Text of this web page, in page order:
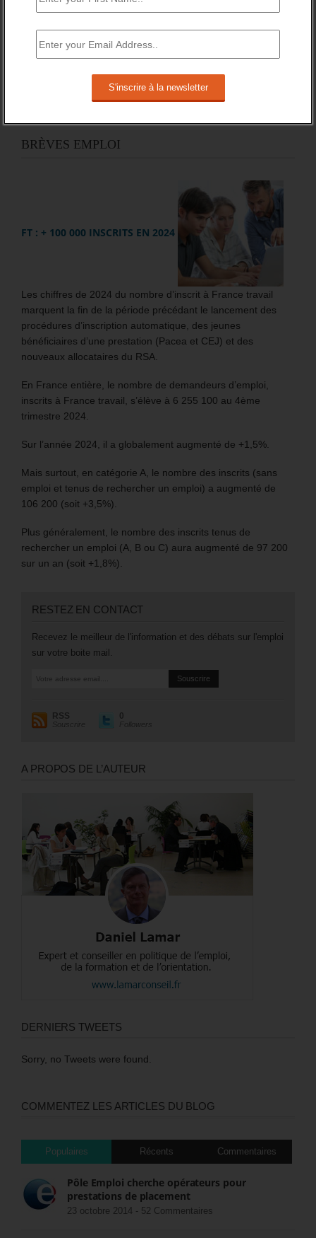
BRÈVES EMPLOI
FT : + 100 000 INSCRITS EN 2024
Les chiffres de 2024 du nombre d’inscrit à France travail
marquent la fin de la période précédant le lancement des
procédures d’inscription automatique, des jeunes
bénéficiaires d’une prestation (Pacea et CEJ) et des
nouveaux allocataires du RSA.
En France entière, le nombre de demandeurs d’emploi,
inscrits à France travail, s’élève à 6 255 100 au 4ème
trimestre 2024.
Sur l’année 2024, il a globalement augmenté de +1,5%.
Mais surtout, en catégorie A, le nombre des inscrits (sans
emploi et tenus de rechercher un emploi) a augmenté de
106 200 (soit +3,5%).
Plus généralement, le nombre des inscrits tenus de
rechercher un emploi (A, B ou C) aura augmenté de 97 200
sur un an (soit +1,8%).
RESTEZ EN CONTACT
Recevez le meilleur de l'information et des débats sur l'emploi
sur votre boite mail.
RSS
Souscrire
0
Followers
A PROPOS DE L’AUTEUR
DERNIERS TWEETS
Sorry, no Tweets were found.
COMMENTEZ LES ARTICLES DU BLOG
Populaires Récents Commentaires
Pôle Emploi cherche opérateurs pour
prestations de placement
23 octobre 2014 - 52 Commentaires